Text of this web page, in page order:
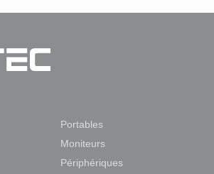
Portables
Moniteurs
Périphériques